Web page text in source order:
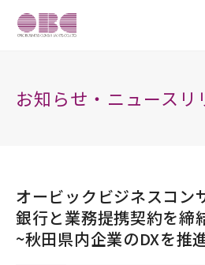
お知らせ・ニュースリ
オービックビジネスコン
銀行と業務提携契約を締
~秋田県内企業のDXを推